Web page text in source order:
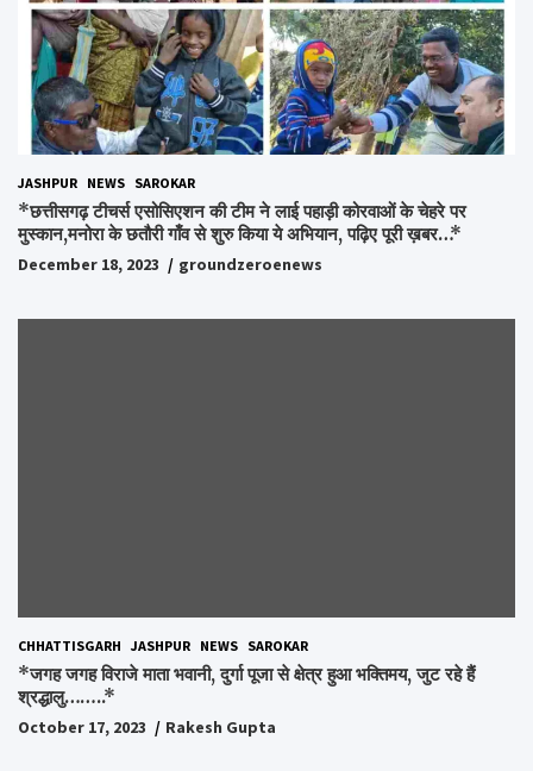
JASHPUR NEWS SAROKAR
*छत्तीसगढ़ टीचर्स एसोसिएशन की टीम ने लाई पहाड़ी कोरवाओं के चेहरे पर
मुस्कान,मनोरा के छतौरी गाँव से शुरु किया ये अभियान, पढ़िए पूरी ख़बर…*
December 18, 2023 groundzeroenews
CHHATTISGARH JASHPUR NEWS SAROKAR
*जगह जगह विराजे माता भवानी, दुर्गा पूजा से क्षेत्र हुआ भक्तिमय, जुट रहे हैं
श्रद्धालु……..*
October 17, 2023 Rakesh Gupta